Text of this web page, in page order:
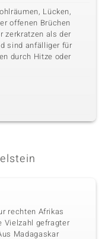
Lücken,
offenen Brüchen
zerkratzen als der
sind anfälliger für
durch Hitze oder
rechten Afrikas
Vielzahl gefragter
Madagaskar